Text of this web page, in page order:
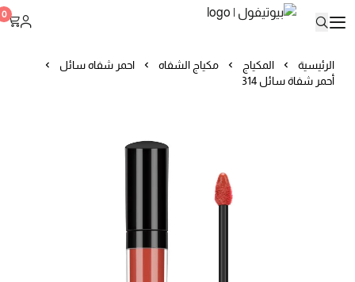
0
الرئيسية المكياج مكياج الشفاه
احمر شفاه سائل
أحمر شفاة سائل 314